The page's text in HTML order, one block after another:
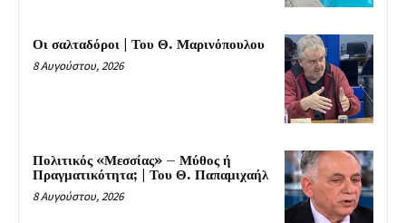
Οι σαλταδόροι | Του Θ. Μαρινόπουλου
8 Αυγούστου, 2026
Πολιτικός «Μεσσίας» – Μύθος ή
Πραγματικότητα; | Του Θ. Παπαμιχαήλ
8 Αυγούστου, 2026